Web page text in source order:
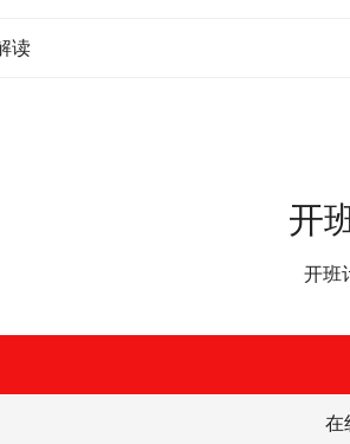
读
开
开班
在